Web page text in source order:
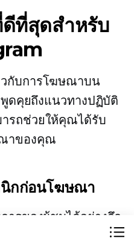
ที่สุดสำหรับ
วกับการโฆษณาบน
พูดคุยถึงแนวทางปฏิบัติ
รถช่วยให้คุณได้รับ
าของคุณ
นิกก่อนโฆษณา
ารของผู้ชมได้อย่างลึก
างเนื้อหาออร์แกนิกที่